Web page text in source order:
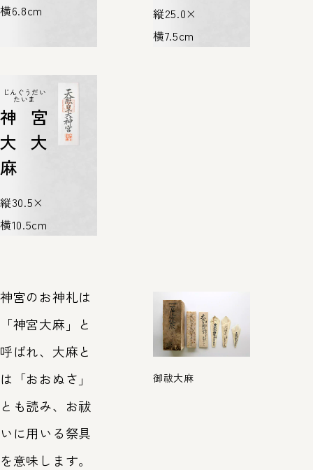
横6.8cm
縦25.0×
横7.5cm
神宮
大大
麻
じんぐうだい
たいま
縦30.5×
横10.5cm
神宮のお神札は
「神宮大麻」と
呼ばれ、大麻と
は「おおぬさ」
とも読み、お祓
いに用いる祭具
を意味します。
御祓大麻